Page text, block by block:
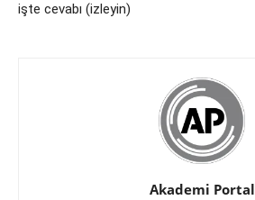
işte cevabı (izleyin)
Akademi Portal